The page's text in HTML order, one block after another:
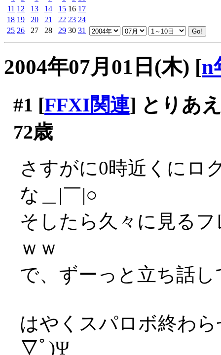
11 12 13 14 15 16 17
18 19 20 21 22 23 24
25 26 27 28 29 30 31
2004年07月01日(木) [n
#1 [FFXI関連] とりあ
72歳
さすがに0時近くにロ
な＿|￣|○
そしたら久々に見る
ｗｗ
で、ずーっと立ち話
はやくスパロボ終わ
▽ﾟ)Ψ